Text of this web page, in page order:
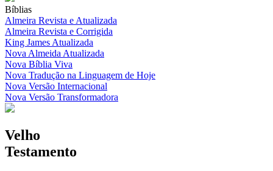
Bíblias
Almeira Revista e Atualizada
Almeira Revista e Corrigida
King James Atualizada
Nova Almeida Atualizada
Nova Bíblia Viva
Nova Tradução na Linguagem de Hoje
Nova Versão Internacional
Nova Versão Transformadora
Velho
Testamento